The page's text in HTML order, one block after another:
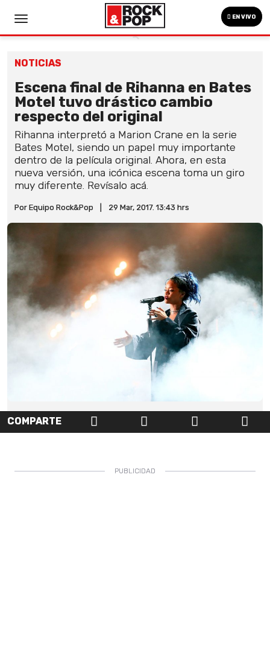
EN VIVO
NOTICIAS
Escena final de Rihanna en Bates
Motel tuvo drástico cambio
respecto del original
Rihanna interpretó a Marion Crane en la serie
Bates Motel, siendo un papel muy importante
dentro de la película original. Ahora, en esta
nueva versión, una icónica escena toma un giro
muy diferente. Revísalo acá.
Por Equipo Rock&Pop 29 Mar, 2017. 13:43 hrs
COMPARTE